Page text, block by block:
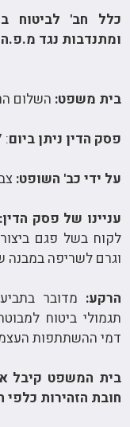
כלל חב' לביטוח
ומתנדבות נגד
בית משפט: השלום
פסק הדין ניתן ביום: 17 באוגוסט 2009
על ידי כב' השופט:
עניינו של פסק הדין:
לקוח בשל פגם
וגרם לשריפה במבנה
הרקע: מדובר
תגמולי ביטוח
דמי ההשתתפות
בית המשפט קיבל
חובת הזהירות